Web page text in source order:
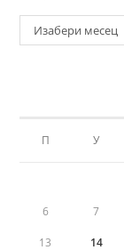
Изабери месец
П У
6 7
13 14